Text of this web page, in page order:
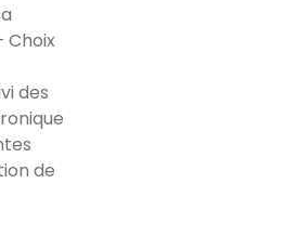
Choix
des
de